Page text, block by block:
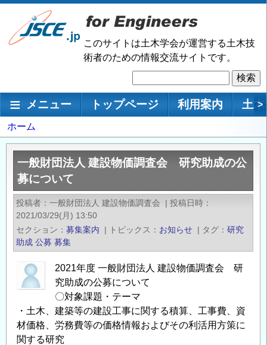
メ
ン
移
このサイトは土木学会が運営する土木技
術者のための情報交流サイトです。
索
メインナビゲーション
メニュー トップページ 利用案内 土 >
パ
ン
く
ず
ホーム
一般財団法人 建設物価調査会 研究助成の公
募について
投稿者 一般財団法人 建設物価調査会 | 投稿日時
2021/03/29(月) 13:50
セクション
募集案内 | トピックス お知らせ | タグ
研究
助成 公募 募集
2021年度 一般財団法人 建設物価調査会 研
究助成の公募について
〇対象課題・テーマ
・土木、建築等の建設工事に関する積算、工事費、資
材価格、労務費等の価格情報およびその利活用方策に
関する研究